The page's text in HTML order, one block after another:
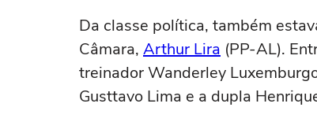
Da classe política, também
Câmara, Arthur Lira (PP-AL).
treinador Wanderley
Gusttavo Lima e a dupla